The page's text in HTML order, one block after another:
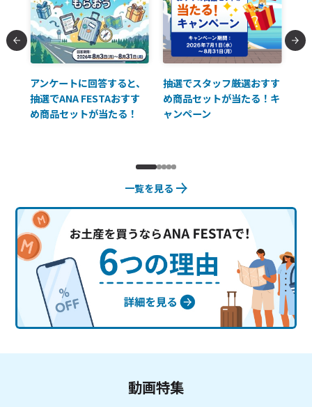
アンケートに回答すると、
抽選でANA FESTAおすす
め商品セットが当たる！
抽選でスタッフ厳選おすす
め商品セットが当たる！キ
ャンペーン
一覧を見る
動画特集